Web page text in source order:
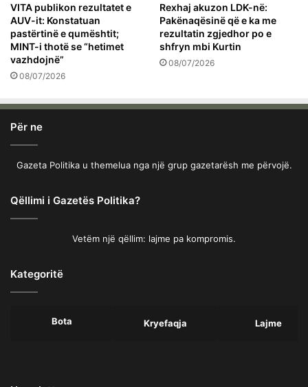
VITA publikon rezultatet e
AUV-it: Konstatuan
pastërtinë e qumështit;
MINT-i thotë se “hetimet
vazhdojnë”
08/07/2026
Rexhaj akuzon LDK-në:
Pakënaqësinë që e ka me
rezultatin zgjedhor po e
shfryn mbi Kurtin
08/07/2026
Për ne
Gazeta Politika u themelua nga një grup gazetarësh me përvojë.
Qëllimi i Gazetës Politika?
Vetëm një qëllim: lajme pa kompromis.
Kategoritë
Bota Kryefaqja Lajme